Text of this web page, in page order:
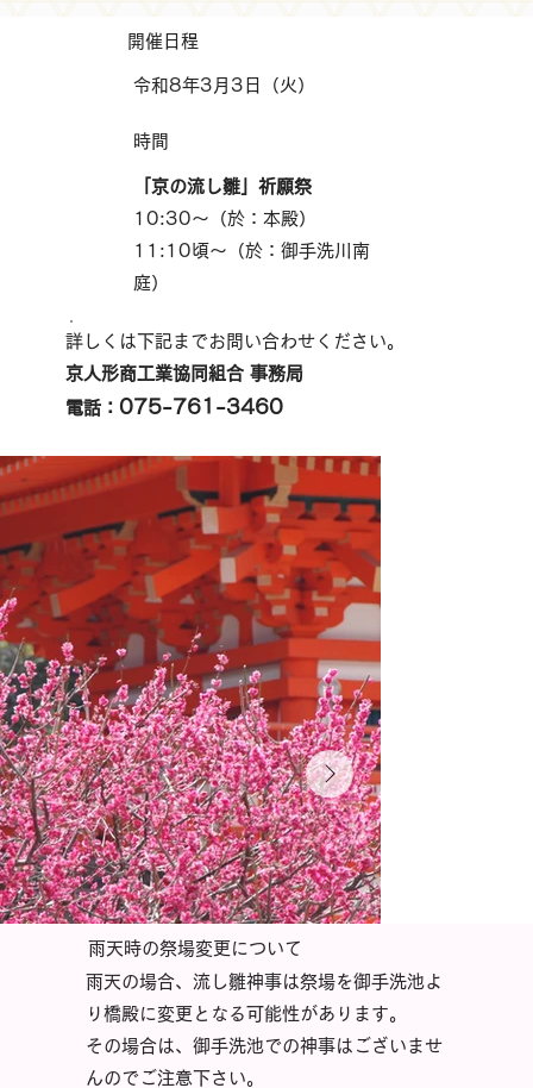
開催日程
令和8年3月3日（火）
時間
「京の流し雛」祈願祭
10:30〜（於：本殿）
11:10頃〜（於：御手洗川南
庭）
詳しくは下記までお問い合わせください。
京人形商工業協同組合 事務局
電話： 075-761-3460
雨天時の祭場変更について
雨天の場合 、流し雛神事は祭場を御手洗池よ
り橋殿に変更となる可能性があります。
その場合は、御手洗池での神事はございませ
んのでご注意下さい。